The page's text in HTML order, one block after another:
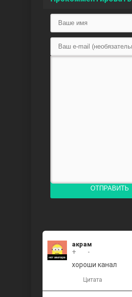
Доверенное
Между
ОТПРАВИТЬ
акрам
+
-
хороши канал
Цитата